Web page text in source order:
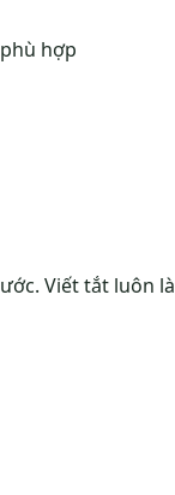
hợp
Viết tắt luôn là